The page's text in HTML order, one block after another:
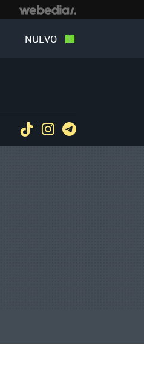
NUEVO
TiktokInstagram